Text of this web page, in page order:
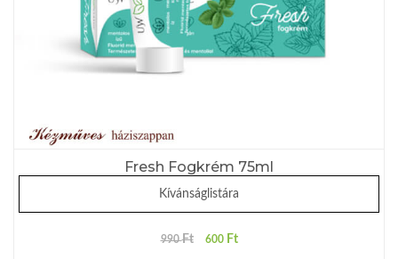
Fresh Fogkrém 75ml
Kívánságlistára
990Ft 600 Ft